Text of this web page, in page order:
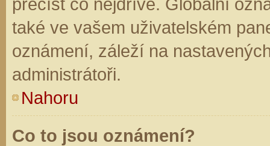
také ve vašem uživatelském
oznámení, záleží na
administrátoři.
Nahoru
Co to jsou oznámení?